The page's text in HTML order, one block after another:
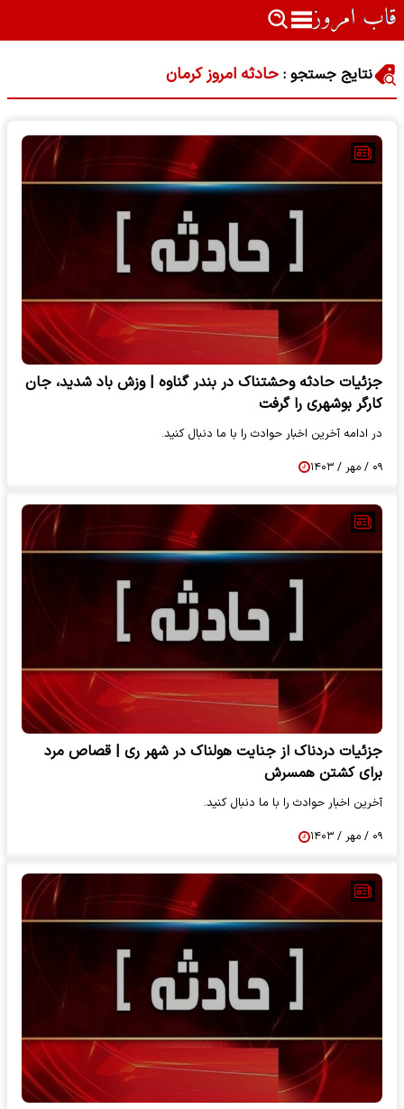
نتایج جستجو : حادثه امروز کرمان
جزئیات حادثه وحشتناک در بندر گناوه | وزش باد شدید، جان
کارگر بوشهری را گرفت
در ادامه آخرین اخبار حوادث را با ما دنبال کنید.
۰۹ / مهر / ۱۴۰۳
جزئیات دردناک از جنایت هولناک در شهر ری | قصاص مرد
برای کشتن همسرش
آخرین اخبار حوادث را با ما دنبال کنید.
۰۹ / مهر / ۱۴۰۳